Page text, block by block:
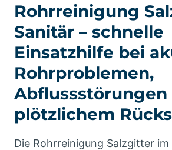
Rohrreinigung
Sanitär – schnelle
Einsatzhilfe bei
Rohrproblemen,
Abflussstörungen
plötzlichem
Die Rohrreinigung Salzgitter